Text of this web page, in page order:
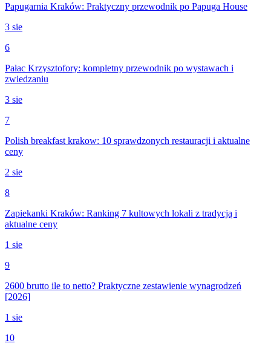
Papugarnia Kraków: Praktyczny przewodnik po Papuga House
3 sie
6
Pałac Krzysztofory: kompletny przewodnik po wystawach i
zwiedzaniu
3 sie
7
Polish breakfast krakow: 10 sprawdzonych restauracji i aktualne
ceny
2 sie
8
Zapiekanki Kraków: Ranking 7 kultowych lokali z tradycją i
aktualne ceny
1 sie
9
2600 brutto ile to netto? Praktyczne zestawienie wynagrodzeń
[2026]
1 sie
10